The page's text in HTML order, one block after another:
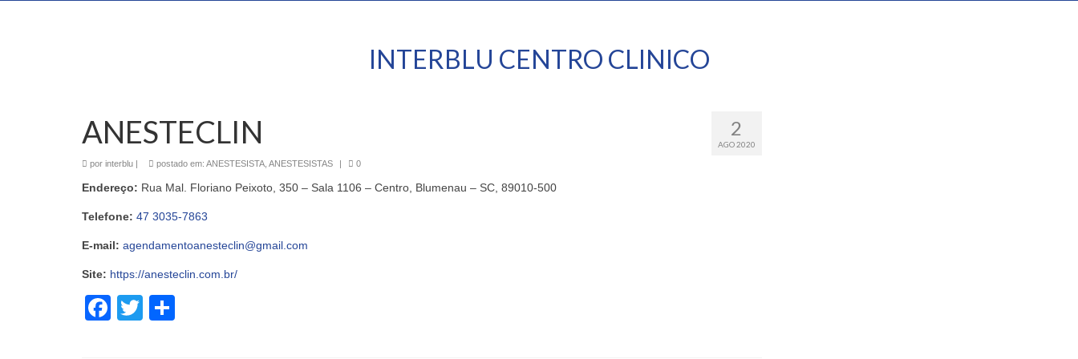
INTERBLU CENTRO CLINICO
2
AGO 2020
ANESTECLIN
por interblu | postado em: ANESTESISTA ANESTESISTAS | 0
Endereço: Rua Mal. Floriano Peixoto, 350 – Sala 1106 – Centro, Blumenau – SC, 89010-500
Telefone: 47 3035-7863
E-mail: agendamentoanesteclin@gmail.com
Site: https://anesteclin.com.br/
Facebook
Twitter